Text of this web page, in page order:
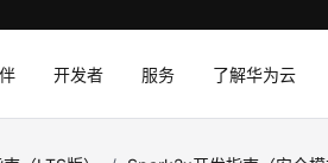
开发者 服务 了解华为云